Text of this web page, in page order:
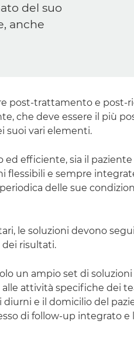
del suo
anche
post-trattamento e post-
che deve essere il più
suoi vari elementi.
efficiente, sia il paziente
flessibili e sempre
delle sue
le soluzioni devono
risultati.
un ampio set di
attività specifiche dei
e il domicilio del
di follow-up integrato e